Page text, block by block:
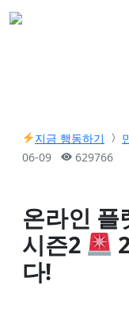
지금 행동하기
06-09
629766
온라인 플
시즌2
다!